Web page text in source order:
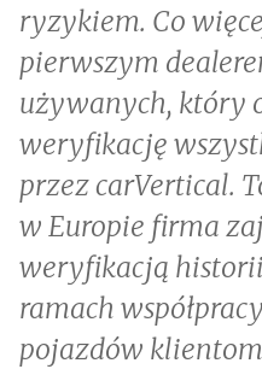
ryzykiem. Co
pierwszym
używanych, który
weryfikację
przez carVertical.
w Europie firma
weryfikacją
ramach
pojazdów